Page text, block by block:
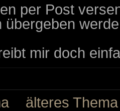
per Post
übergeben
mir doch
älteres Thema